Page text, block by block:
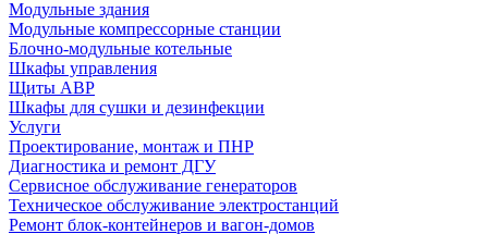
Модульные здания
Модульные компрессорные станции
Блочно-модульные котельные
Шкафы управления
Щиты АВР
Шкафы для сушки и дезинфекции
Услуги
Проектирование, монтаж и ПНР
Диагностика и ремонт ДГУ
Сервисное обслуживание генераторов
Техническое обслуживание электростанций
Ремонт блок-контейнеров и вагон-домов